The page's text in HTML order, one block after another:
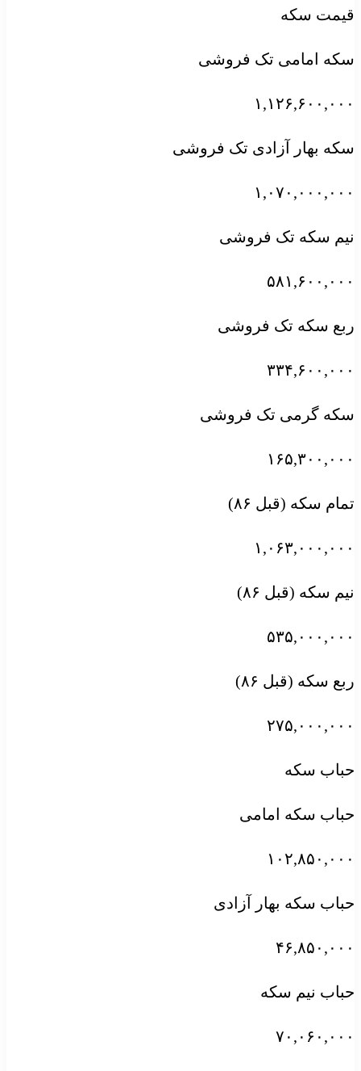
قیمت سکه
سکه امامی تک فروشی
۱,۱۲۶,۶۰۰,۰۰۰
سکه بهار آزادی تک فروشی
۱,۰۷۰,۰۰۰,۰۰۰
نیم سکه تک فروشی
۵۸۱,۶۰۰,۰۰۰
ربع سکه تک فروشی
۳۳۴,۶۰۰,۰۰۰
سکه گرمی تک فروشی
۱۶۵,۳۰۰,۰۰۰
تمام سکه (قبل ۸۶)
۱,۰۶۳,۰۰۰,۰۰۰
نیم سکه (قبل ۸۶)
۵۳۵,۰۰۰,۰۰۰
ربع سکه (قبل ۸۶)
۲۷۵,۰۰۰,۰۰۰
حباب سکه
حباب سکه امامی
۱۰۲,۸۵۰,۰۰۰
حباب سکه بهار آزادی
۴۶,۸۵۰,۰۰۰
حباب نیم سکه
۷۰,۰۶۰,۰۰۰